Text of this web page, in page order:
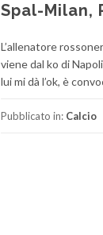
Spal-Milan,
L’allenatore
viene dal ko di
lui mi dà l’ok, è
Pubblicato in: Calcio